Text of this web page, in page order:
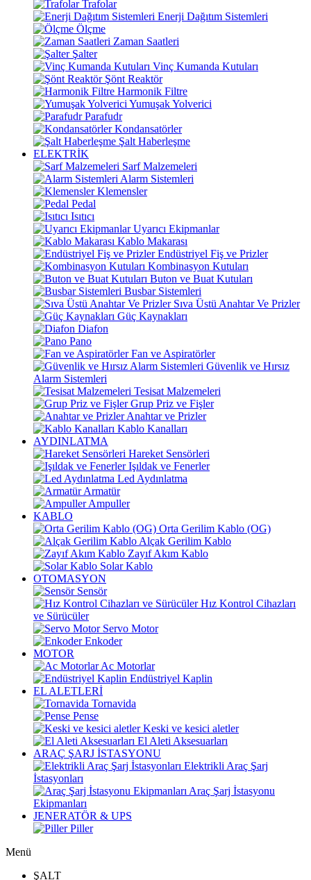
Trafolar
Enerji Dağıtım Sistemleri
Ölçme
Zaman Saatleri
Şalter
Vinç Kumanda Kutuları
Şönt Reaktör
Harmonik Filtre
Yumuşak Yolverici
Parafudr
Kondansatörler
Şalt Haberleşme
ELEKTRİK
Sarf Malzemeleri
Alarm Sistemleri
Klemensler
Pedal
Isıtıcı
Uyarıcı Ekipmanlar
Kablo Makarası
Endüstriyel Fiş ve Prizler
Kombinasyon Kutuları
Buton ve Buat Kutuları
Busbar Sistemleri
Sıva Üstü Anahtar Ve Prizler
Güç Kaynakları
Diafon
Pano
Fan ve Aspiratörler
Güvenlik ve Hırsız
Alarm Sistemleri
Tesisat Malzemeleri
Grup Priz ve Fişler
Anahtar ve Prizler
Kablo Kanalları
AYDINLATMA
Hareket Sensörleri
Işıldak ve Fenerler
Led Aydınlatma
Armatür
Ampuller
KABLO
Orta Gerilim Kablo (OG)
Alçak Gerilim Kablo
Zayıf Akım Kablo
Solar Kablo
OTOMASYON
Sensör
Hız Kontrol Cihazları
ve Sürücüler
Servo Motor
Enkoder
MOTOR
Ac Motorlar
Endüstriyel Kaplin
EL ALETLERİ
Tornavida
Pense
Keski ve kesici aletler
El Aleti Aksesuarları
ARAÇ ŞARJ İSTASYONU
Elektrikli Araç Şarj
İstasyonları
Araç Şarj İstasyonu
Ekipmanları
JENERATÖR & UPS
Piller
Menü
ŞALT